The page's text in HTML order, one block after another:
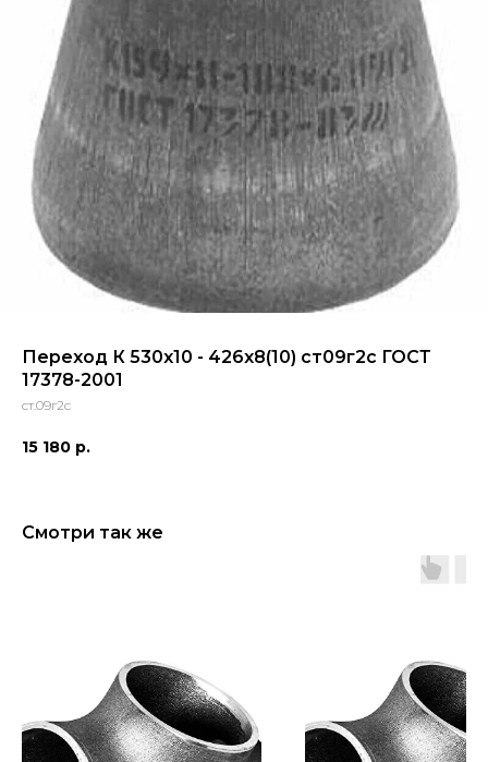
Переход К 530х10 - 426х8(10) ст09г2с ГОСТ
17378-2001
ст.09г2с
15 180 р.
Смотри так же